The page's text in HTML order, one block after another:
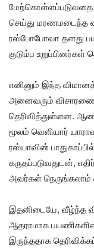
மேற்கொள்ளப்படுவதை
செய்து மரணமடைந்த
ரஸ்போபோவா தனது
குடும்ப உறுப்பினர்கள்
எனினும் இந்த
அனைவரும்
தெரிவித்துள்ளன.
மூலம் வெளியார்
ரஸ்யாவின்
கருதப்படுவதுடன்,
அவர்கள்
இதனிடையே, வீழ்ந்த
ஆதராமாக
இருந்ததாக